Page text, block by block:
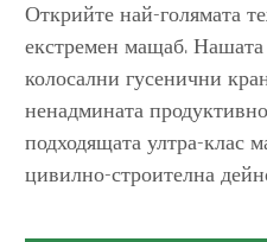
Открийте най-голямата
екстремен мащаб.
колосални гусенични
ненадмината
подходящата ултра-клас
цивилно-строителна